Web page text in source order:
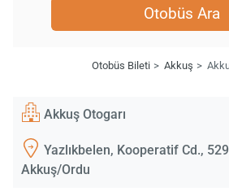
Otobüs Ara
Otobüs Bileti Akkuş
Akkuş Otogarı
Yazlıkbelen, Kooperatif Cd.,
Akkuş/Ordu